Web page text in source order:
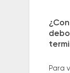
Para